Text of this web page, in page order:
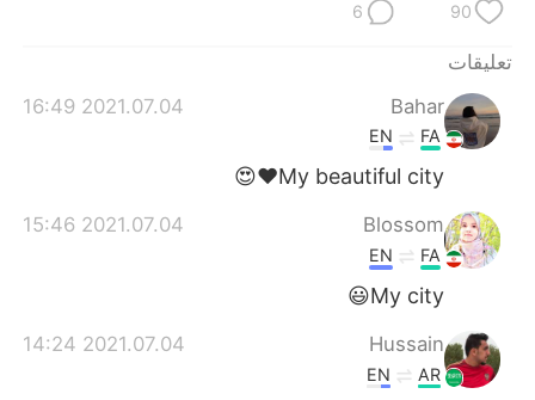
90
6
تعليقات
Bahar
2021.07.04 16:49
FA
EN
My beautiful city❤️😍
Blossom
2021.07.04 15:46
FA
EN
My city😃
Hussain
2021.07.04 14:24
AR
EN